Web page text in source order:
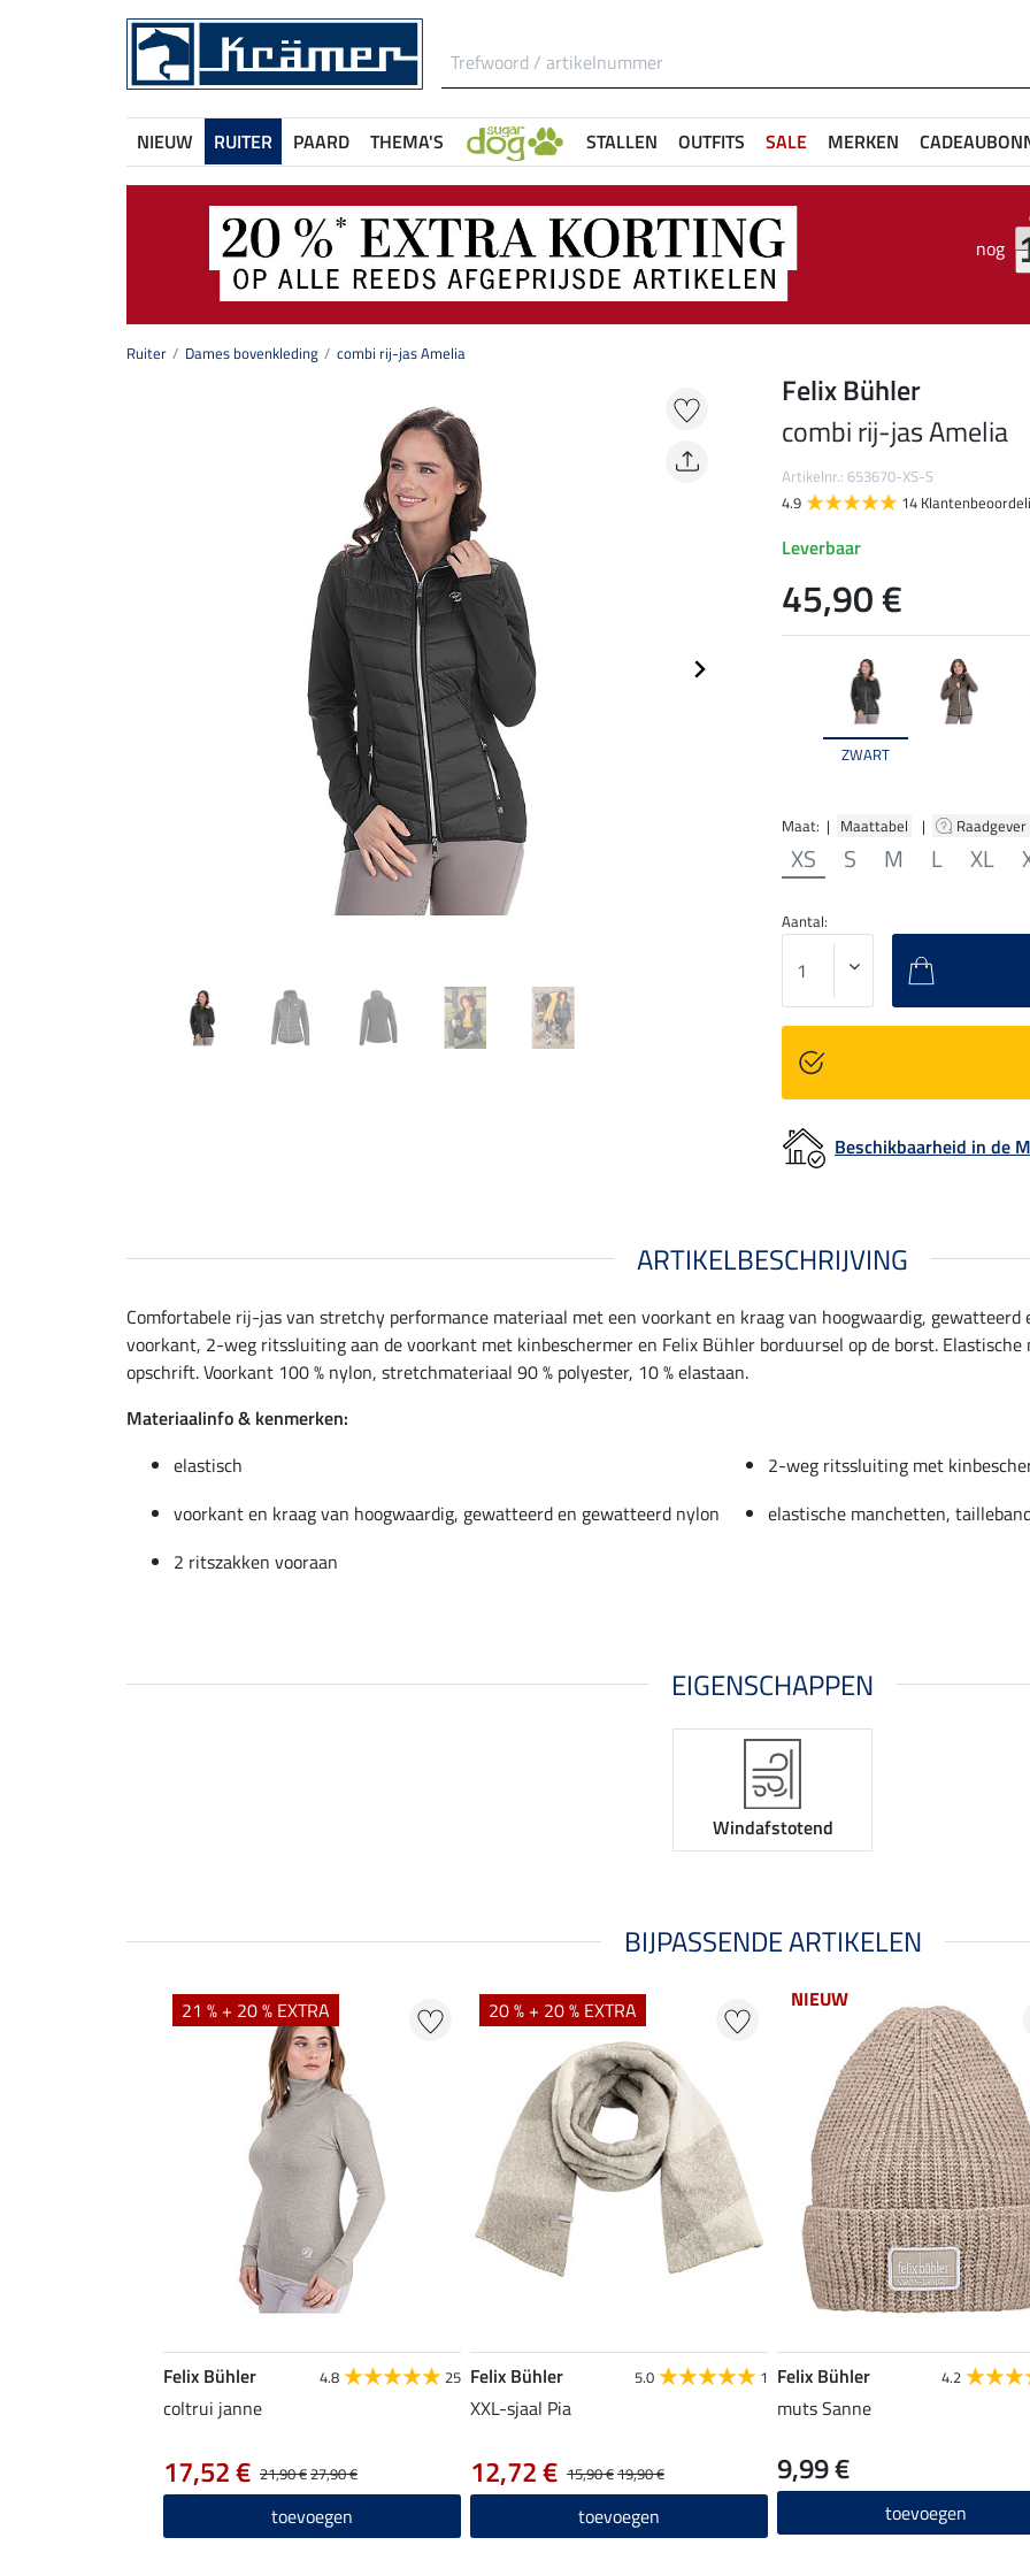
NIEUW RUITER PAARD THEMA'S STALLEN OUTFITS SALE MERKEN
nog
Ruiter Dames bovenkleding combi rij-jas Amelia
ZWART
Maat: | Maattabel | Raadgever
XS S M L XL
Felix Bühler
combi rij-jas Amelia
Artikelnr.: 653670-XS-S
4.9
14
Leverbaar
45,90 €
Aantal:
Beschikbaarheid in de
ARTIKELBESCHRIJVING
Comfortabele rij-jas van stretchy performance materiaal met een voorkant en kraag van hoogwaardig,
voorkant, 2-weg ritssluiting aan de voorkant met kinbeschermer en Felix Bühler borduursel op de borst.
opschrift. Voorkant 100 % nylon, stretchmateriaal 90 % polyester, 10 % elastaan.
Materiaalinfo & kenmerken:
elastisch
2-weg ritssluiting met
voorkant en kraag van hoogwaardig, gewatteerd en gewatteerd nylon
elastische manchetten,
2 ritszakken vooraan
EIGENSCHAPPEN
Windafstotend
BIJPASSENDE ARTIKELEN
21 % + 20 % EXTRA
Felix Bühler 4.8 25
coltrui janne
21,90 €27,90 €
17,52 €
toevoegen
20 % + 20 % EXTRA
Felix Bühler 5.0 1
XXL-sjaal Pia
15,90 €19,90 €
12,72 €
toevoegen
NIEUW
Felix Bühler 4.2
muts Sanne
9,99 €
toevoegen